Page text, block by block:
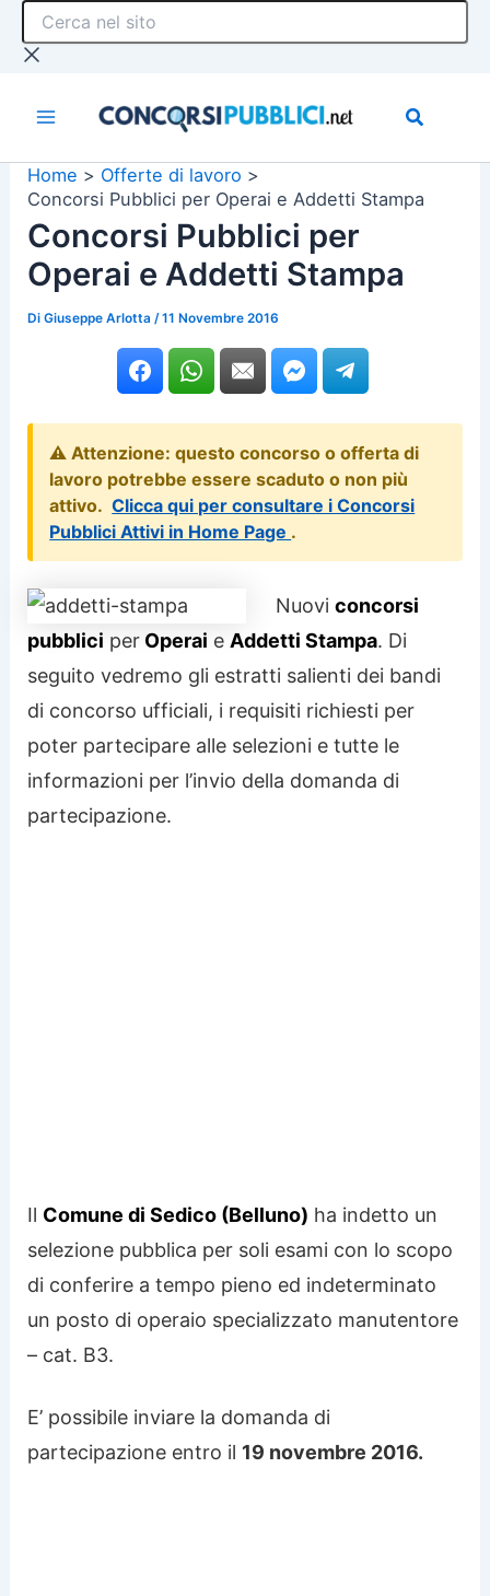
Cerca
sito
Home
Offerte di lavoro
Concorsi Pubblici per Operai e Addetti Stampa
Concorsi Pubblici per
Operai e Addetti Stampa
DiGiuseppe Arlotta /11 Novembre 2016
⚠️ Attenzione: questo concorso o offerta di
lavoro potrebbe essere scaduto o non più
attivo. Clicca qui per consultare i Concorsi
Pubblici Attivi in Home Page .
Nuoviconcorsi
pubblici per Operai e Addetti Stampa. Di
seguito vedremo gli estratti salienti dei bandi
di concorso ufficiali, i requisiti richiesti per
poter partecipare alle selezioni e tutte le
informazioni per l’invio della domanda di
partecipazione.
Il Comune di Sedico (Belluno) ha indetto un
selezione pubblica per soli esami con lo scopo
di conferire a tempo pieno ed indeterminato
un posto di operaio specializzato manutentore
– cat. B3.
E’ possibile inviare la domanda di
partecipazione entro il 19 novembre 2016.